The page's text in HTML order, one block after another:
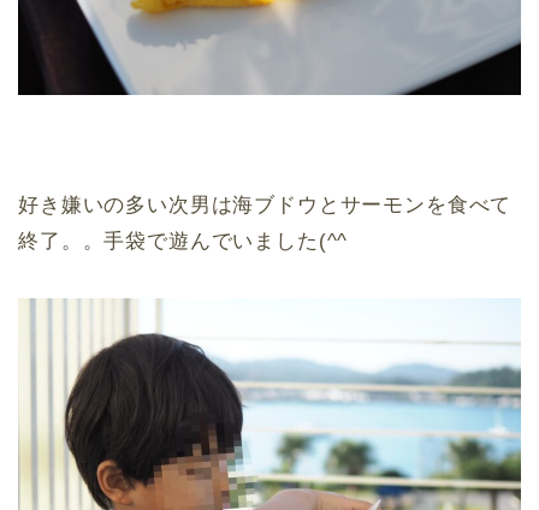
好き嫌いの多い次男は海ブドウとサーモンを食べて
終了。。手袋で遊んでいました(^^ゞ